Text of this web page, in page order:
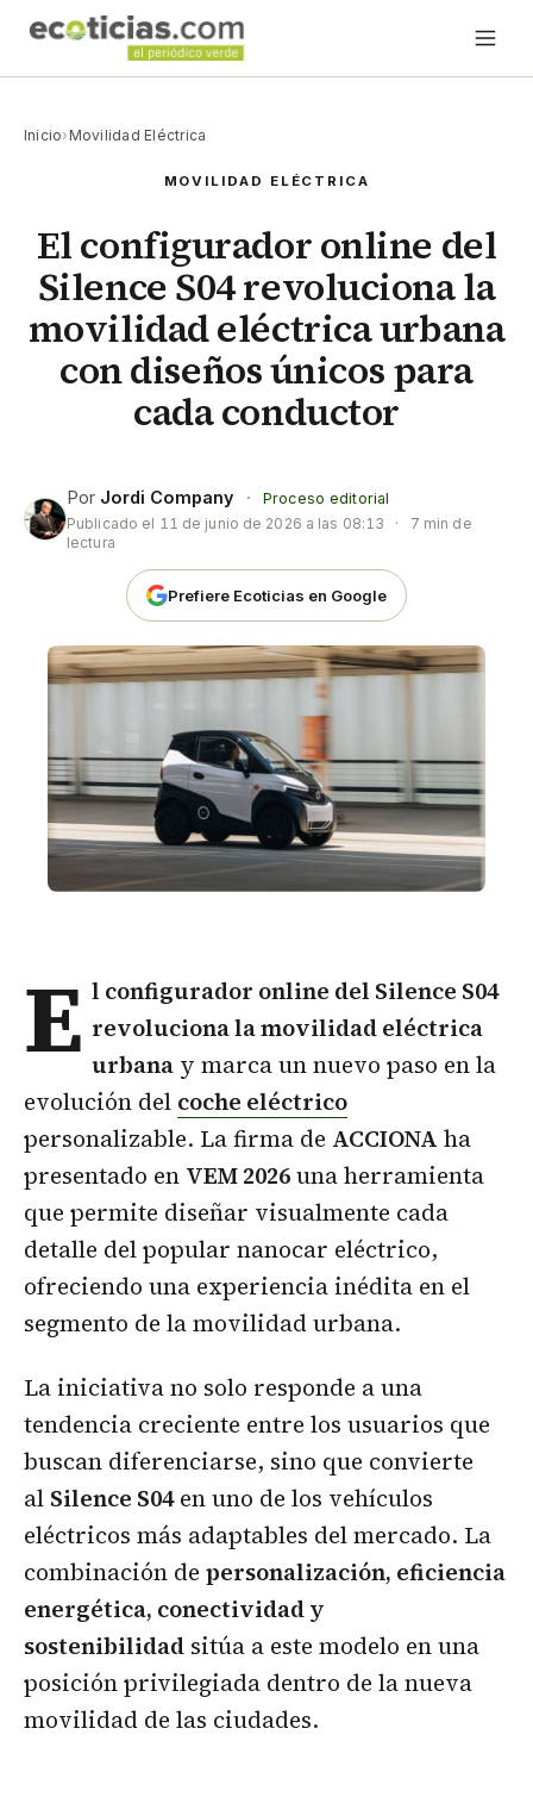
Inicio› Movilidad Eléctrica
MOVILIDAD ELÉCTRICA
El configurador online del
Silence S04 revoluciona la
movilidad eléctrica urbana
con diseños únicos para
cada conductor
Por Jordi Company ·
Proceso editorial
Publicado el 11 de junio de 2026 a las 08:13 ·
7 min de
lectura
Prefiere Ecoticias en Google
E l configurador online del Silence S04
revoluciona la movilidad eléctrica
urbana y marca un nuevo paso en la
evolución del coche eléctrico
personalizable. La firma de ACCIONA ha
presentado en VEM 2026una herramienta
que permite diseñar visualmente cada
detalle del popular nanocar eléctrico,
ofreciendo una experiencia inédita en el
segmento de la movilidad urbana.
La iniciativa no solo responde a una
tendencia creciente entre los usuarios que
buscan diferenciarse, sino que convierte
al Silence S04en uno de los vehículos
eléctricos más adaptables del mercado. La
combinación de personalización, eficiencia
energética, conectividad y
sostenibilidad sitúa a este modelo en una
posición privilegiada dentro de la nueva
movilidad de las ciudades.